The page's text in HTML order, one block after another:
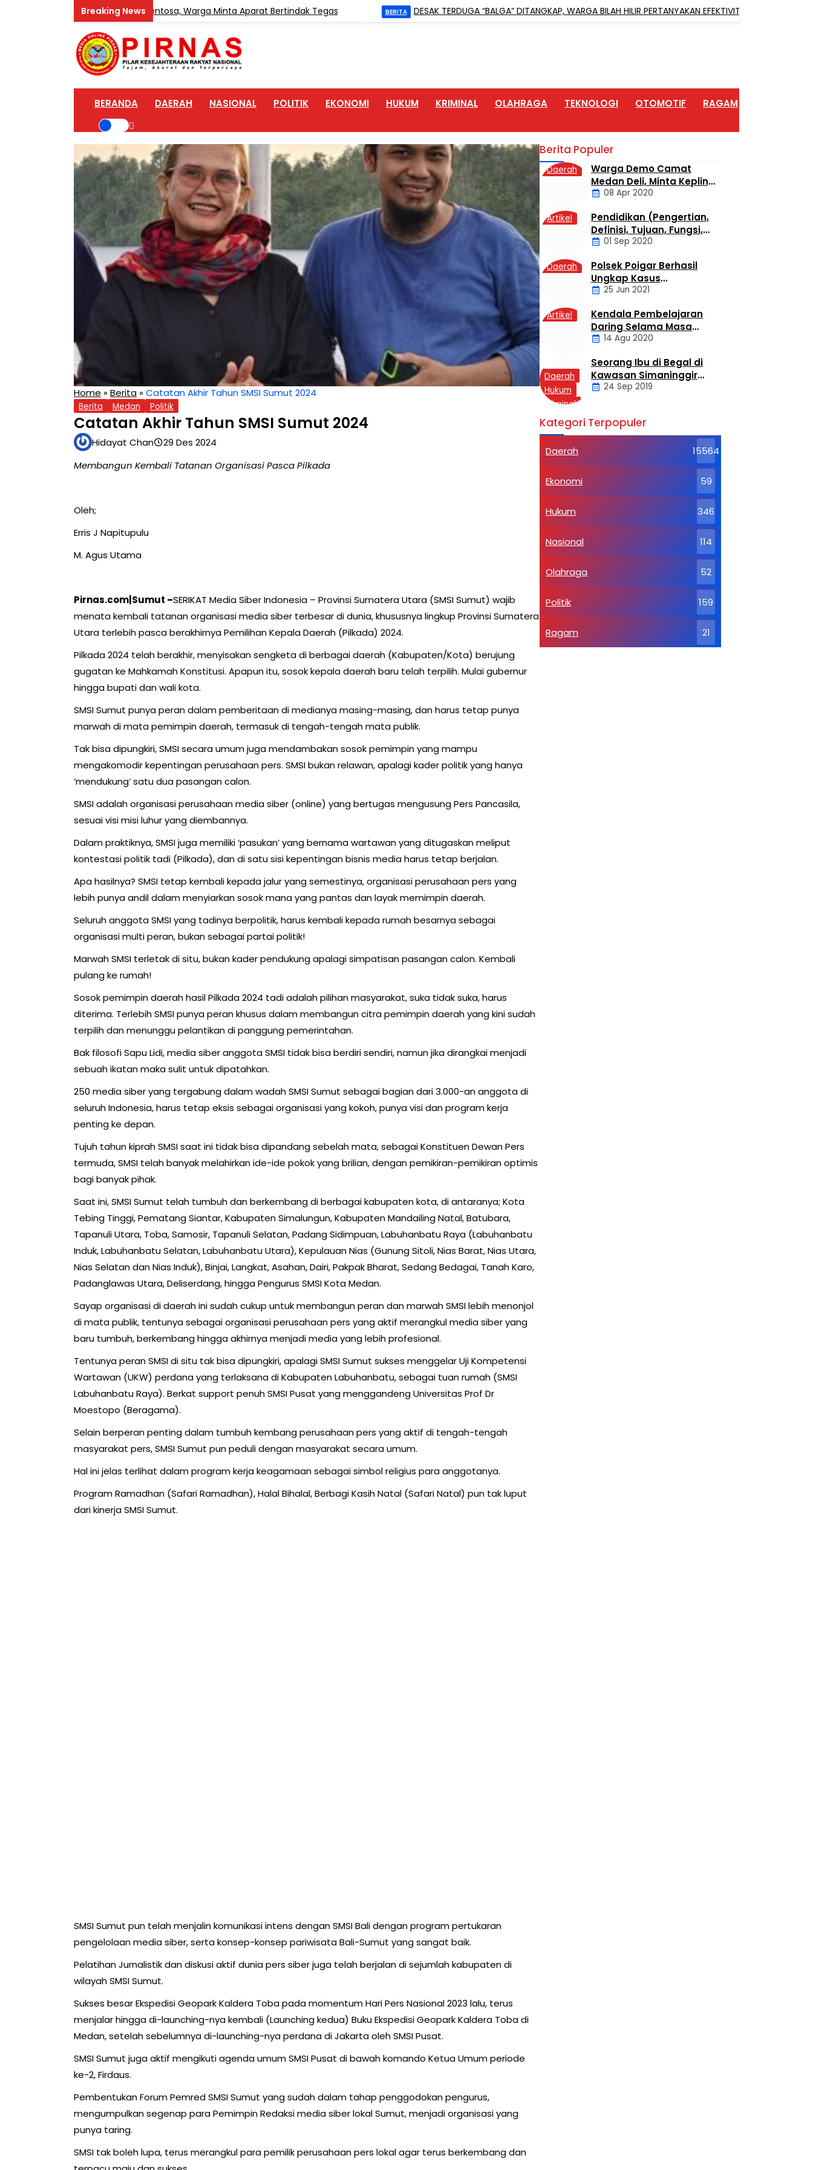
Marak di Desa Teluk Sentosa, Warga Minta Aparat Bertindak Tegas DESAK TERDUGA “BALGA” DITANGKAP, WARGA BILAH HILIR PERTANYAKAN EFEKTIVITAS RAZIA NARKOBA
BERANDA DAERAH NASIONAL POLITIK EKONOMI HUKUM KRIMINAL OLAHRAGA TEKNOLOGI OTOMOTIF RAGAM
Home »Berita »Catatan Akhir Tahun SMSI Sumut 2024
Berita Medan Politik
Catatan Akhir Tahun SMSI Sumut 2024
Hidayat Chan
29 Des 2024
Membangun Kembali Tatanan Organisasi Pasca Pilkada
Oleh;
Erris J Napitupulu
M. Agus Utama
Pirnas.com|Sumut –SERIKAT Media Siber Indonesia – Provinsi Sumatera Utara (SMSI Sumut) wajib
menata kembali tatanan organisasi media siber terbesar di dunia, khususnya lingkup Provinsi Sumatera
Utara terlebih pasca berakhirnya Pemilihan Kepala Daerah (Pilkada) 2024.
Pilkada 2024 telah berakhir, menyisakan sengketa di berbagai daerah (Kabupaten/Kota) berujung
gugatan ke Mahkamah Konstitusi. Apapun itu, sosok kepala daerah baru telah terpilih. Mulai gubernur
hingga bupati dan wali kota.
SMSI Sumut punya peran dalam pemberitaan di medianya masing-masing, dan harus tetap punya
marwah di mata pemimpin daerah, termasuk di tengah-tengah mata publik.
Tak bisa dipungkiri, SMSI secara umum juga mendambakan sosok pemimpin yang mampu
mengakomodir kepentingan perusahaan pers. SMSI bukan relawan, apalagi kader politik yang hanya
‘mendukung’ satu dua pasangan calon.
SMSI adalah organisasi perusahaan media siber (online) yang bertugas mengusung Pers Pancasila,
sesuai visi misi luhur yang diembannya.
Dalam praktiknya, SMSI juga memiliki ‘pasukan’ yang bernama wartawan yang ditugaskan meliput
kontestasi politik tadi (Pilkada), dan di satu sisi kepentingan bisnis media harus tetap berjalan.
Apa hasilnya? SMSI tetap kembali kepada jalur yang semestinya, organisasi perusahaan pers yang
lebih punya andil dalam menyiarkan sosok mana yang pantas dan layak memimpin daerah.
Seluruh anggota SMSI yang tadinya berpolitik, harus kembali kepada rumah besarnya sebagai
organisasi multi peran, bukan sebagai partai politik!
Marwah SMSI terletak di situ, bukan kader pendukung apalagi simpatisan pasangan calon. Kembali
pulang ke rumah!
Sosok pemimpin daerah hasil Pilkada 2024 tadi adalah pilihan masyarakat, suka tidak suka, harus
diterima. Terlebih SMSI punya peran khusus dalam membangun citra pemimpin daerah yang kini sudah
terpilih dan menunggu pelantikan di panggung pemerintahan.
Bak filosofi Sapu Lidi, media siber anggota SMSI tidak bisa berdiri sendiri, namun jika dirangkai menjadi
sebuah ikatan maka sulit untuk dipatahkan.
250 media siber yang tergabung dalam wadah SMSI Sumut sebagai bagian dari 3.000-an anggota di
seluruh Indonesia, harus tetap eksis sebagai organisasi yang kokoh, punya visi dan program kerja
penting ke depan.
Tujuh tahun kiprah SMSI saat ini tidak bisa dipandang sebelah mata, sebagai Konstituen Dewan Pers
termuda, SMSI telah banyak melahirkan ide-ide pokok yang brilian, dengan pemikiran-pemikiran optimis
bagi banyak pihak.
Saat ini, SMSI Sumut telah tumbuh dan berkembang di berbagai kabupaten kota, di antaranya; Kota
Tebing Tinggi, Pematang Siantar, Kabupaten Simalungun, Kabupaten Mandailing Natal, Batubara,
Tapanuli Utara, Toba, Samosir, Tapanuli Selatan, Padang Sidimpuan, Labuhanbatu Raya (Labuhanbatu
Induk, Labuhanbatu Selatan, Labuhanbatu Utara), Kepulauan Nias (Gunung Sitoli, Nias Barat, Nias Utara,
Nias Selatan dan Nias Induk), Binjai, Langkat, Asahan, Dairi, Pakpak Bharat, Sedang Bedagai, Tanah Karo,
Padanglawas Utara, Deliserdang, hingga Pengurus SMSI Kota Medan.
Sayap organisasi di daerah ini sudah cukup untuk membangun peran dan marwah SMSI lebih menonjol
di mata publik, tentunya sebagai organisasi perusahaan pers yang aktif merangkul media siber yang
baru tumbuh, berkembang hingga akhirnya menjadi media yang lebih profesional.
Tentunya peran SMSI di situ tak bisa dipungkiri, apalagi SMSI Sumut sukses menggelar Uji Kompetensi
Wartawan (UKW) perdana yang terlaksana di Kabupaten Labuhanbatu, sebagai tuan rumah (SMSI
Labuhanbatu Raya). Berkat support penuh SMSI Pusat yang menggandeng Universitas Prof Dr
Moestopo (Beragama).
Selain berperan penting dalam tumbuh kembang perusahaan pers yang aktif di tengah-tengah
masyarakat pers, SMSI Sumut pun peduli dengan masyarakat secara umum.
Hal ini jelas terlihat dalam program kerja keagamaan sebagai simbol religius para anggotanya.
Program Ramadhan (Safari Ramadhan), Halal Bihalal, Berbagi Kasih Natal (Safari Natal) pun tak luput
dari kinerja SMSI Sumut.
SMSI Sumut pun telah menjalin komunikasi intens dengan SMSI Bali dengan program pertukaran
pengelolaan media siber, serta konsep-konsep pariwisata Bali-Sumut yang sangat baik.
Pelatihan Jurnalistik dan diskusi aktif dunia pers siber juga telah berjalan di sejumlah kabupaten di
wilayah SMSI Sumut.
Sukses besar Ekspedisi Geopark Kaldera Toba pada momentum Hari Pers Nasional 2023 lalu, terus
menjalar hingga di-launching-nya kembali (Launching kedua) Buku Ekspedisi Geopark Kaldera Toba di
Medan, setelah sebelumnya di-launching-nya perdana di Jakarta oleh SMSI Pusat.
SMSI Sumut juga aktif mengikuti agenda umum SMSI Pusat di bawah komando Ketua Umum periode
ke-2, Firdaus.
Pembentukan Forum Pemred SMSI Sumut yang sudah dalam tahap penggodokan pengurus,
mengumpulkan segenap para Pemimpin Redaksi media siber lokal Sumut, menjadi organisasi yang
punya taring.
SMSI tak boleh lupa, terus merangkul para pemilik perusahaan pers lokal agar terus berkembang dan
Berita Populer
Daerah
Warga Demo Camat
Medan Deli, Minta Kepling
6 Titi Papan Di Copot
Warganya
08 Apr 2020
Artikel
Pendidikan (Pengertian,
Definisi, Tujuan, Fungsi,
dan Jenis Pendidikan)
01 Sep 2020
Daerah
Polsek Poigar Berhasil
Ungkap Kasus
Sekelompok Pemuda
Pencabulan
25 Jun 2021
Artikel
Kendala Pembelajaran
Daring Selama Masa
Pandemi Covid-19
14 Agu 2020
Daerah
Hukum
Kriminal
Labusel
Seorang Ibu di Begal di
Kawasan Simaninggir
Kota Pinang
24 Sep 2019
Kategori Terpopuler
Daerah 15564
Ekonomi 59
Hukum 346
Nasional 114
Olahraga 52
Politik 159
Ragam 21